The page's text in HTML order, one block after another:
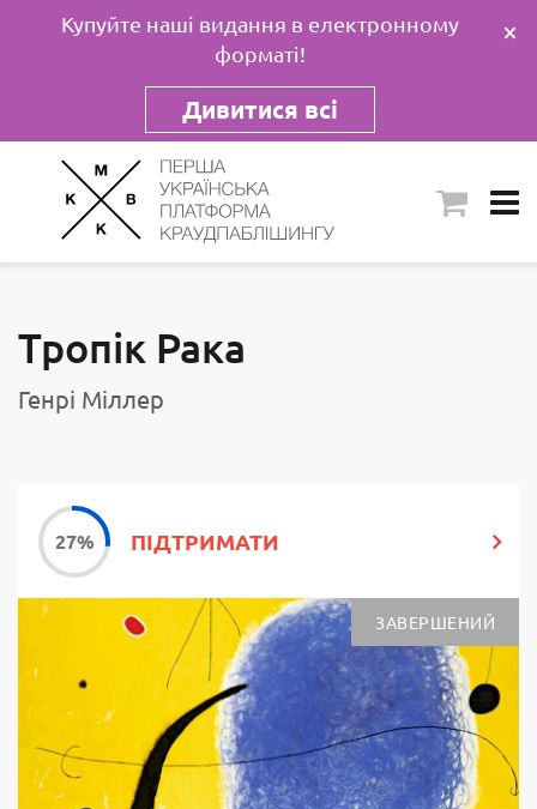
Купуйте наші видання в електронному
форматі!
Дивитися всі
×
Тропік Рака
Генрі Міллер
ПІДТРИМАТИ
ЗАВЕРШЕНИЙ